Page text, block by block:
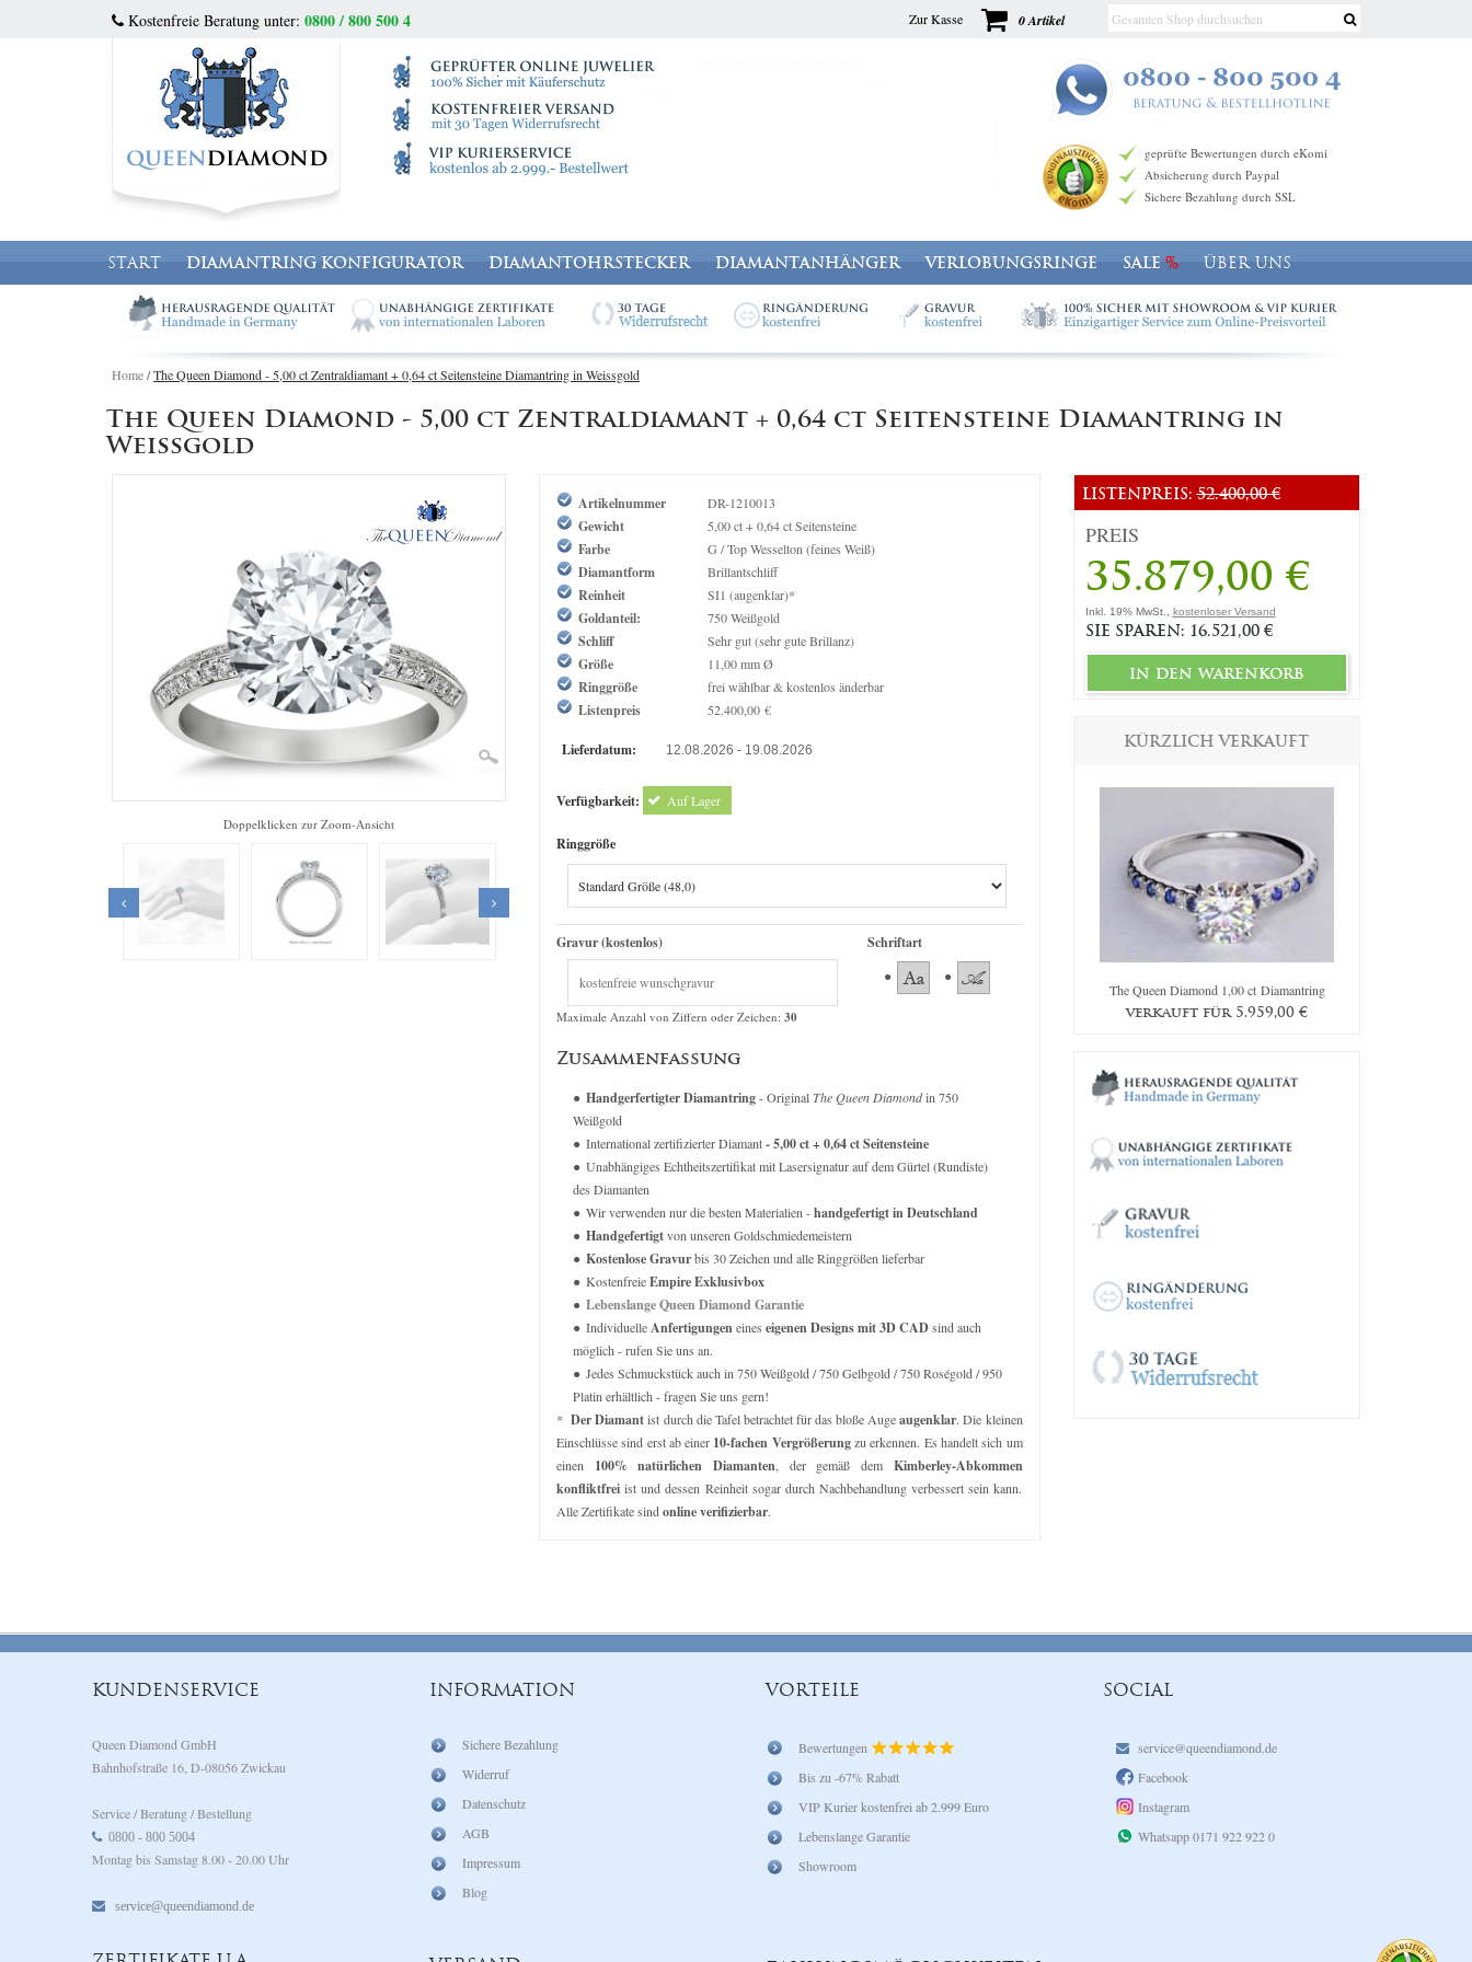
Kostenfreie Beratung unter: 0800 / 800 500 4 0 Artikel
Zur Kasse
geprüfte Bewertungen durch eKomi
Absicherung durch Paypal
Sichere Bezahlung durch SSL
START DIAMANTRING KONFIGURATOR DIAMANTOHRSTECKER DIAMANTANHÄNGER VERLOBUNGSRINGE SALE ÜBER UNS
Home/The Queen Diamond - 5,00 ct Zentraldiamant + 0,64 ct Seitensteine Diamantring in Weissgold
The Queen Diamond - 5,00 ct Zentraldiamant + 0,64 ct Seitensteine Diamantring in
Weissgold
Zoom
Doppelklicken zur Zoom-Ansicht
Artikelnummer DR-1210013
Gewicht 5,00 ct + 0,64 ct Seitensteine
Farbe G / Top Wesselton (feines Weiß)
Diamantform Brillantschliff
Reinheit SI1 (augenklar)*
Goldanteil: 750 Weißgold
Schliff Sehr gut (sehr gute Brillanz)
Größe 11,00 mm Ø
Ringgröße frei wählbar & kostenlos änderbar
Listenpreis 52.400,00 €
Lieferdatum: 12.08.2026 - 19.08.2026
Verfügbarkeit: Auf Lager
Ringgröße
Gravur (kostenlos)
Maximale Anzahl von Ziffern oder Zeichen: 30
Schriftart
Zusammenfassung
Handgerfertigter Diamantring- OriginalThe Queen Diamondin 750
Weißgold
International zertifizierter Diamant- 5,00 ct + 0,64 ct Seitensteine
Unabhängiges Echtheitszertifikat mit Lasersignatur auf dem Gürtel (Rundiste)
des Diamanten
Wir verwenden nur die besten Materialien -handgefertigt in Deutschland
Handgefertigtvon unseren Goldschmiedemeistern
Kostenlose Gravurbis 30 Zeichen und alle Ringgrößen lieferbar
KostenfreieEmpire Exklusivbox
Lebenslange Queen Diamond Garantie
IndividuelleAnfertigungeneines eigenen Designs mit 3D CADsind auch
möglich - rufen Sie uns an.
Jedes Schmuckstück auch in 750 Weißgold / 750 Gelbgold / 750 Roségold / 950
Platin erhältlich - fragen Sie uns gern!
*Der Diamantist durch die Tafel betrachtet für das bloße Augeaugenklar. Die kleinen
Einschlüsse sind erst ab einer 10-fachen Vergrößerungzu erkennen. Es handelt sich um
einen 100% natürlichen Diamanten , der gemäß dem Kimberley-Abkommen
konfliktfrei ist und dessen Reinheit sogar durch Nachbehandlung verbessert sein kann.
Alle Zertifikate sindonline verifizierbar.
LISTENPREIS:52.400,00 €
PREIS
35.879,00 €
Inkl. 19% MwSt., kostenloser Versand
SIE SPAREN: 16.521,00 €
in den warenkorb
KÜRZLICH VERKAUFT
Original Empire 1,00 ct Diamantring
verkauft für6.279,00€
Original Empire 3,00ct Diamantring
verkauft für
The Queen Diamond 1,00 ct Diamantring
verkauft für 5.959,00 €
KUNDENSERVICE
Queen Diamond GmbH
Bahnhofstraße 16, D-08056 Zwickau
Service / Beratung / Bestellung
0800 - 800 5004
Montag bis Samstag 8.00 - 20.00 Uhr
service@queendiamond.de
INFORMATION
Sichere Bezahlung
Widerruf
Datenschutz
AGB
Impressum
Blog
VORTEILE
Bewertungen
Bis zu -67% Rabatt
VIP Kurier kostenfrei ab 2.999 Euro
Lebenslange Garantie
Showroom
SOCIAL
service@queendiamond.de
Facebook
Instagram
Whatsapp 0171 922 922 0